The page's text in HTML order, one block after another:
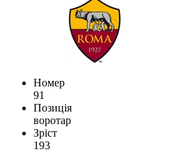
Номер
91
Позиція
воротар
Зріст
193